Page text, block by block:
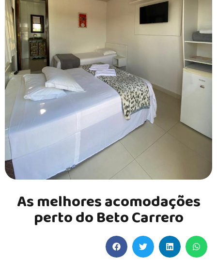
As melhores acomodações
perto do Beto Carrero